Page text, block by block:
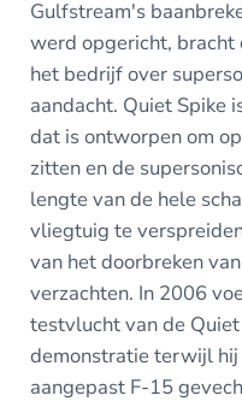
Gulfstream's
werd opgericht,
het bedrijf over
aandacht. Quiet Spike
dat is ontworpen om
zitten en de
lengte van de hele
vliegtuig te
van het doorbreken
verzachten. In 2006
testvlucht van de
demonstratie terwijl
aangepast F-15